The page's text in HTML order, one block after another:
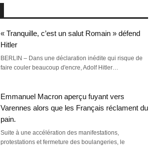
« Tranquille, c’est un salut Romain » défend
Hitler
BERLIN – Dans une déclaration inédite qui risque de
faire couler beaucoup d'encre, Adolf Hitler…
Emmanuel Macron aperçu fuyant vers
Varennes alors que les Français réclament du
pain.
Suite à une accélération des manifestations,
protestations et fermeture des boulangeries, le